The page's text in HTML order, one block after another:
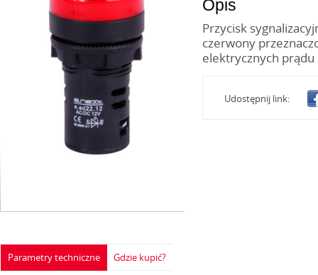
Opis
Przycisk
czerwony
elektrycznych prądu
Udostępnij link:
Parametry techniczne Gdzie kupić?